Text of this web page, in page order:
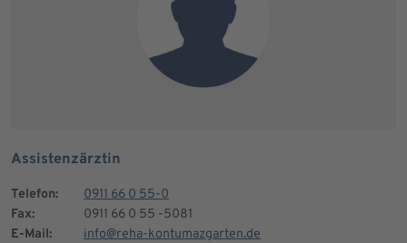
Assistenzärztin
Telefon:
0911 66 0 55-0
Fax:
0911 66 0 55 -5081
E-Mail:
info@reha-kontumazgarten.de